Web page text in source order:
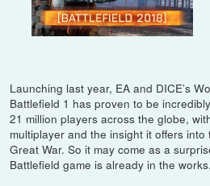
Launching last year, EA and DICE’s
Battlefield 1 has proven to be
21 million players across the globe,
multiplayer and the insight it offers
Great War. So it may come as a
Battlefield game is already in the works.